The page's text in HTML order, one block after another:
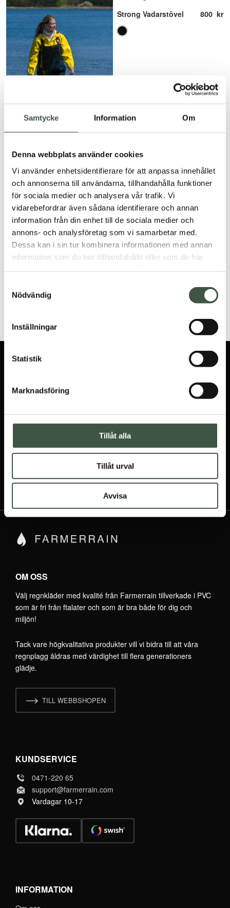
Samtycke Information Om
Denna webbplats använder cookies
Vi använder enhetsidentifierare för att anpassa innehållet
och annonserna till användarna, tillhandahålla funktioner
för sociala medier och analysera vår trafik. Vi
vidarebefordrar även sådana identifierare och annan
information från din enhet till de sociala medier och
annons- och analysföretag som vi samarbetar med.
Dessa kan i sin tur kombinera informationen med annan
information som du har tillhandahållit eller som de har
Nödvändig
Inställningar
Statistik
Marknadsföring
Tillåt alla
Tillåt urval
Avvisa
SB01 Strong Vadarbyxa
5.00
Strong Vadarstövel 800 kr
Standard Vadarbyxa 1.000 kr
3.00
Max S5 Vadarbyxa
Farmerrain STRONG
1.100 kr
Vadarbyxa för kvinnor 900
NYHETSBREVET
integritetspolicyn
TILL WEBBSHOPEN
OM OSS
Välj regnkläder med kvalité från Farmerrain tillverkade i PVC
som är fri från ftalater och som är bra både för dig och
miljön!
Tack vare högkvalitativa produkter vill vi bidra till att våra
regnplagg åldras med värdighet till flera generationers
glädje.
KUNDSERVICE
0471-220 65
support@farmerrain.com
Vardagar 10-17
INFORMATION